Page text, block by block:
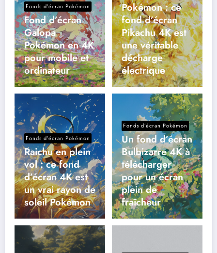
Fonds d’écran Pokémon
Fond d’écran
Galopa
Pokémon en 4K
pour mobile et
ordinateur
Pokémon : ce
fond d’écran
Pikachu 4K est
une véritable
décharge
électrique
Fonds d’écran Pokémon
Raichu en plein
vol : ce fond
d’écran 4K est
un vrai rayon de
soleil Pokémon
Fonds d’écran Pokémon
Un fond d’écran
Bulbizarre 4K à
télécharger
pour un écran
plein de
fraîcheur